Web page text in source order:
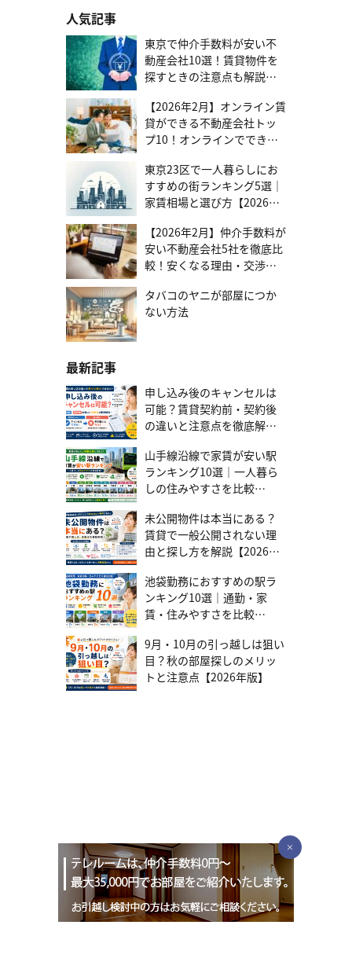
の安心は大きく変わります。 ライフプランに合った団信選びはテレ
ルームにお任せ！ テレルームでは、物件探しや資金計画だけでな
く、お客様一人ひとりのライフプランに最適な団信選びのサポート
もさせていただきます。住宅購入に関するご不安は、いつでもお気
軽にご相談ください。まずは話を聞いてみる
が大切です。 不動産取得税がかからない条件 ケースによっては、不
よって不動産を取得した場合です。相続は法律に基づいて自動的に
所有権が移るため、取得とは異なると考えられているためです。ま
た以下のように課税標準額が一定の金額よりも低い土地や建物を取
得した際も、不動産取得税がかかりません。課税標準額とは、固定
資産税の計算をするときに基になる価格です。原則として、課税標
準額は固定資産税課税台帳に登録された評価額と同様です。 不動産
の種類課税標準額土地10万円未満新築・増築・改築した家屋23万円
未満上記以外の建物12万円未満 なお、土地や建物を取得した日から
家屋を取得したケースでは、改めて一つの土地、一戸の建物として
課税標準額を評価します。上記の課税標準額を満たしていても、新
たに不動産を購入して再評価された際に課税標準額を上回り、不動
産取得税が課税される可能性があります。参考：不動産取得税 | 東京
都主税局 不動産取得税の計算方法 不動産取得税の計算は少し複雑に
感じるかもしれませんが、基本的な考え方を理解すれば、おおよそ
の税額を自分で計算できます。「課税標準額 × 税率」の計算式で、
金額を求められます。それでは、2025年に建てられた建物2,000万
円、土地1,500万円の新築住宅にかかる不動産取得税の金額を計算し
てみましょう。 新築住宅の建物の計算例 建物の固定資産評価額か
ら、軽減措置を利用して1,200万円を控除してから税額を計算しま
す。2027年3月31日まで、家屋の不動産取得税の税率は特例によっ
て3%に軽減されています。なお非住宅である家屋の税率は、4%で
額） ＝ 800万円 800万円 × 3%（税率） ＝ 24万円 新築住宅の土地
の計算例 土地の不動産取得税には、宅地の課税標準額の特例も併用
して適用できる可能性があります。2027年3月31日まで、不動産取
得税を計算するときに宅地の課税標準額は、2分の1で評価されま
す。土地1,500万円（課税標準額）÷ 2＝750万円2027年3月31日ま
で、土地の税率は特例によって3%に軽減されています。今回は、不
動産取得税の軽減措置を適用し、45,000円の控除が受けられるケー
スを計算します。 750万円 × 3％（税率）＝225,000円 225,000円 −
45,000円（軽減措置の控除額） ＝180,000円 なお上記の計算はあく
まで目安であり、実際の税額は不動産の状況や適用される軽減措置
によって異なります。正確な税額を知りたい場合は、不動産を取得
する都道府県の税事務所に相談しましょう。 まとめ 不動産取得税と
は、土地や建物を取得したときに一度だけ都道府県に納める税金で
す。納税通知書が届いたタイミングで、銀行やコンビニなどで支払
います。うっかり支払いを忘れてしまうと延滞税が発生するため、
早めに不動産を管轄する税事務所に連絡しましょう。不動産取得税
は、特定の要件を満たす場合に軽減措置が適用され、税額を抑えら
れる可能性があります。軽減措置を受けるために、期間内に税事務
所へ申告してください。もし正確な税額や手続きに不安がある場合
は、専門家である不動産会社に相談することをおすすめします。 不
動産を購入するならテレルーム 物件探しから契約、引っ越しまで、
不動産購入には多くの手続きが伴います。不安なく不動産購入を進
めたいなら、テレルームにご相談ください。テレルームは、不動産
少なくなることがあります。借入可能額の制約により、新築物件で
は予算内で希望する広さや立地の物件が見つからない場合は、中古
物件も視野に入れるのがおすすめです。同じ予算でもより広い間取
りや、より良い立地の物件を選べる可能性が高くなります。中古マ
ンションの選び方や、購入までのステップを知りたい方は、ぜひこ
ちらの記事もご覧ください。▶中古マンション購入で失敗しない完
全ガイド｜メリット・デメリットから賢い資金計画、内見のポイン
トまで徹底解説 固定金利をさらに賢く活用する5つのポイント 固定
金利は、工夫次第でより有利に返済を進められます。 繰り上げ返済
で総支払額を圧縮する 固定金利は変動金利よりも当初金利が高いた
息を減らせる効果が大きくなります。繰り上げ返済の2つの方法・期
間短縮型：毎月の返済額はそのままに、完済までの期間を短くす
る・返済額軽減型：返済期間はそのままに、毎月の返済額を軽くす
るできるだけ早い段階で繰り上げ返済を行うことで、より節約効果
が期待できます。 手厚い保障（団信）で万が一に備える 住宅ローン
に付帯する団体信用生命保険（団信）は、万が一の事態に陥った際
に、ローン残高がゼロになる強力なセーフティネットです。一般的
な死亡・高度障害保障だけでなく、がんや三大疾病、要介護状態な
どをカバーする特約を付帯できます。これを機にご自身の保険を見
直せば、保障内容を充実させつつ、トータルの保険料を最適化でき
関の提携ローンは、ご自身で探す場合に比べて、金利優遇や審査が
スムーズに進みやすいのがメリットです。選択肢の一つとして検討
することで、よりご希望に沿った条件を見つけやすくなります。 ネ
ット銀行・メガバンク・地方銀行を比較 種類メリットデメリットこ
んな人におすすめネット銀行・金利が低い・手続きがオンラインで
完結・対面相談ができない・自己管理能力が求められる・とにかく
金利を抑えたい・手続きの手間を省きたいメガバンク・高い信頼性
と安心感・全国に支店があり便利・金利は比較的高め・審査が厳し
い傾向・大手ならではの安心感を重視・対面でしっかり相談したい
地方銀行・地域密着で相談しやすい・柔軟な審査が期待できる・金
利は高め・サービス提供エリアが限定される・地元の物件を購入す
る・担当者と親身な関係を築きたい 「資産価値」でリスクヘッジ 万
が一返済が困難になった場合でも、ローン残高より高く売却できる
「資産価値の下がりにくい物件」を選んでおくと、家を売却してロ
ーンを完済する最終手段が取れます。固定金利は、将来のローン残
高を正確に予測できるため、売却時の損益シミュレーションが立て
やすいメリットもあります。資産価値が落ちにくい物件の特徴• 駅徒
歩10分圏内、複数路線利用可能• 都心へのアクセスが良好• スーパ
ー、公園、学校、病院などが徒歩圏内に充実• 良好な管理状態、信頼
できる施工会社• 将来性のある再開発エリアテレルームでは、資産価
値の高い物件選びを不動産のプロがサポートいたします。ぜひお気
軽にお問い合わせください。まずは話を聞いてみる 固定金利適性チ
ェック！ ご自身が固定金利に向いているタイプかチェックしてみま
しょう。該当する項目が多い方ほど、固定金利を選ぶメリットが大
きくなります。□ 将来の金利動向にハラハラしたくない□ 毎月の返
済額は、多少高くても「確定」している方が精神的に楽□ お子さま
の状況を丁寧にヒアリングし、物件選びだけでなく、金利タイプの
選択や資金計画まで、ワンストップでサポートいたします。「まず
は何から始めればいい？」「自分に合ったローンはどっち？」とい
う漠然としたお悩みでも構いません。後悔のないマイホーム購入へ
の第一歩として、ぜひお気軽にご相談ください。まずは話を聞いて
住宅金融支援機構｜新機構団信付きの【フラット35】等の借入金利
水準（2025年6月） 低金利が続けば総返済額が少なくなる 現在の低
金利が続けば、変動金利は総返済額を抑えられる選択肢です。返済
額に占める利息の割合が少ないため、繰り上げ返済した分は元金の
返済に充てられ、効率的にローン残高を減らせます。繰り上げ返済
には、目的に応じて選べる2つの方法があります。・期間短縮型：毎
月の返済額はそのままに、完済までの期間を短くする・返済額軽減
型：返済期間はそのままに、毎月の返済額を軽くする 買える物件の
選択肢が広がる可能性 住宅ローン審査では「返済負担率」（年収に
占める年間返済額の割合）が重視されます。変動金利は適用金利が
低く月々の返済額が抑えられるため、同じ年収でも借入可能額が増
える可能性があります。返済額をさらに抑えたい方は、中古物件が
おすすめです。新築より価格が抑えられるため、同じご予算でより
広い間取りや立地の良い物件など、選択肢が広がります。中古マン
ション選びのポイントや注意点について詳しく知りたい方は、ぜひ
こちらの記事もご覧ください。▶中古マンション購入で失敗しない
完全ガイド｜メリット・デメリットから賢い資金計画、内見のポイ
ントまで徹底解説 安易な選択は危険！変動金利が抱える3つのデメ
め把握しておくことが大切です。 金利上昇で総返済額が増えるリス
は家計を圧迫し、ライフプランを揺るがしかねません。 将来の返済
計画が立てにくい 固定金利は完済までの返済額が確定し、ライフプ
ランを立てやすいのが特徴です。一方、変動金利は将来の返済額が
不確定で、金利上昇への不安が伴います。子どもの進学など大きな
支出と金利上昇が重なれば、家計への負担が一気に増します。 返済
しても元金が減らない「未払利息」のリスク 「125%ルール」によ
り返済額の急増は抑えられますが、それを超えるほど金利が大幅に
上昇した場合、「月々の返済額 ＜ 支払うべき利息額」という状況が
起こり得ます。この返済しきれない利息が「未払利息」です。毎月
返済しているのにローン残高が増えるという事態に陥ります。 変動
金利のリスクに備える4つの方法 変動金利のメリットを活かすに
は、徹底したリスク管理が欠かせません。ここでは、4つの対策をご
紹介します。 対策1：「みなし返済」で来るべき上昇に備える 固定
金利（例：2%）で借りたと仮定し、変動金利との差額を毎月「ない
もの」として貯蓄するのが、堅実かつ効果的な対策です。将来金利
が上昇した場合にはこの貯蓄から補填でき、上がらなければ繰り上
げ返済の資金として活用できます。 対策2：「繰り上げ返済」で元
金を減らす 金利が低い今のうちに繰り上げ返済で元金を減らすのは
有効です。元金が減れば、将来金利が上昇しても利息の増加額を抑
えられます。総支払額を大きく減らせる「期間短縮型」がおすすめ
済ニュースにアンテナを張り、金利動向をチェックしましょう。金
利が大幅に上昇した場合、固定金利への「借り換え」を検討しま
す。借り換えには費用と再審査が必要なため、いざというときに備
えて、事前に情報収集しておきましょう。 対策4：「資産価値が落ち
にくい物件」でリスクヘッジ 万が一、返済が困難になった場合の最
終手段は「自宅の売却」です。ローン残高より高く売却できるかど
住宅ローン選びができます。 「団信」の保障内容を確認 「団体信用
生命保険（団信）」の保障内容は、死亡・高度障害だけでなく、が
んや三大疾病特約など、金融機関ごとに内容が異なります。ご自身
の健康状態や家族構成に合った保障があれば、もしもの時も安心で
の提携ローンは、個人で申し込むより良い金利優遇や、スムーズな
審査が期待できます。ご自身で探したローンとの比較は必須です
人気記事
東京で仲介手数料が安い不
動産会社10選！賃貸物件を
探すときの注意点も解説
【2026年2月】オンライン賃
貸ができる不動産会社トッ
プ10！オンラインでできる
東京23区で一人暮らしにお
すすめの街ランキング5選｜
家賃相場と選び方【2026年
【2026年2月】仲介手数料が
安い不動産会社5社を徹底比
較！安くなる理由・交渉す
タバコのヤニが部屋につか
ない方法
最新記事
申し込み後のキャンセルは
可能？賃貸契約前・契約後
の違いと注意点を徹底解説
山手線沿線で家賃が安い駅
ランキング10選｜一人暮ら
しの住みやすさを比較
未公開物件は本当にある？
賃貸で一般公開されない理
由と探し方を解説【2026年
池袋勤務におすすめの駅ラ
ンキング10選｜通勤・家
賃・住みやすさを比較
9月・10月の引っ越しは狙い
目？秋の部屋探しのメリッ
トと注意点【2026年版】
×